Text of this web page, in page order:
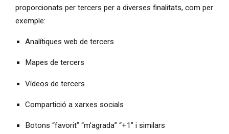
proporcionats per tercers per a diverses finalitats, com per
exemple:
Analítiques web de tercers
Mapes de tercers
Vídeos de tercers
Compartició a xarxes socials
Botons “favorit” “m'agrada” “+1” i similars